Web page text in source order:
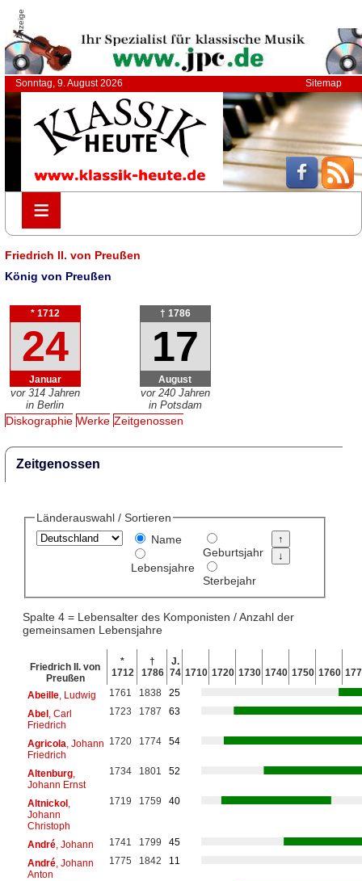
Anzeige
Sonntag, 9. August 2026 Sitemap
≡
≡
Friedrich II. von Preußen
König von Preußen
* 1712
24
Januar
vor 314 Jahren
in Berlin
† 1786
17
August
vor 240 Jahren
in Potsdam
Diskographie Werke Zeitgenossen
Zeitgenossen
Länderauswahl / Sortieren
Name
Lebensjahre
Geburtsjahr
Sterbejahr
Spalte 4 = Lebensalter des Komponisten / Anzahl der
gemeinsamen Lebensjahre
Friedrich II. von
Preußen
*
1712
†
1786
J.
74 1710 1720 1730 1740 1750 1760
Abeille, Ludwig 1761 1838
25
Abel, Carl
Friedrich
1723 1787 63
Agricola , Johann
Friedrich
1720 1774 54
Altenburg,
Johann Ernst
1734 1801 52
Altnickol,
Johann
Christoph
1719 1759 40
André, Johann 1741 1799
45
André, Johann
Anton
1775 1842 11